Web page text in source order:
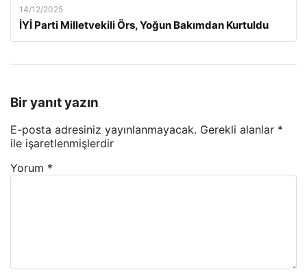
14/12/2025
İYİ Parti Milletvekili Örs, Yoğun Bakımdan Kurtuldu
Bir yanıt yazın
E-posta adresiniz yayınlanmayacak. Gerekli alanlar *
ile işaretlenmişlerdir
Yorum *